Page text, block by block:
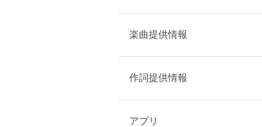
楽曲提供情報
作詞提供情報
アプリ